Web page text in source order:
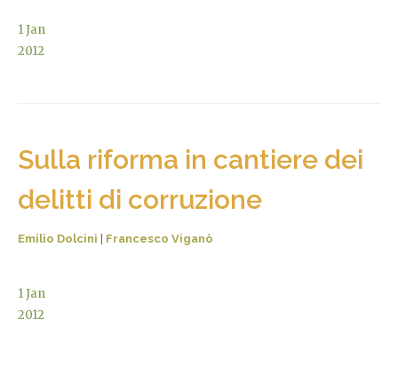
1Jan
2012
Sulla riforma in cantiere dei
delitti di corruzione
Emilio Dolcini Francesco Viganò
1Jan
2012